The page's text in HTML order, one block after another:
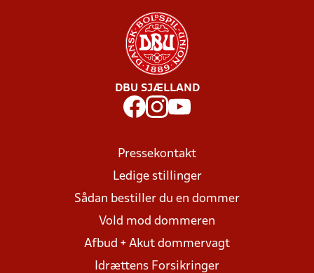
DBU SJÆLLAND
Pressekontakt
Ledige stillinger
Sådan bestiller du en dommer
Vold mod dommeren
Afbud + Akut dommervagt
Idrættens Forsikringer